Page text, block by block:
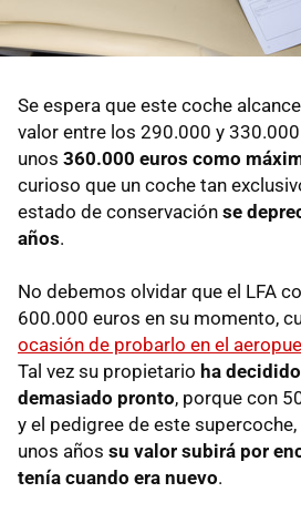
Se espera que este coche
valor entre los 290.000 y
unos 360.000 euros como
curioso que un coche tan
estado de conservación se
años.
No debemos olvidar que el LFA
600.000 euros en su momento,
ocasión de probarlo en el
Tal vez su propietario ha
demasiado pronto, porque con
y el pedigree de este
unos años su valor subirá por
tenía cuando era nuevo.